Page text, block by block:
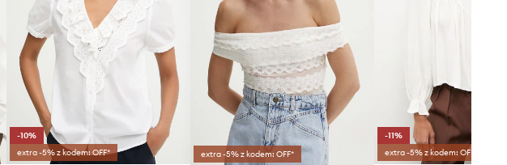
-10%
extra -5% z kodem: OFF*
extra -5% z kodem: OFF*
-11%
extra -5% z kodem: OFF*